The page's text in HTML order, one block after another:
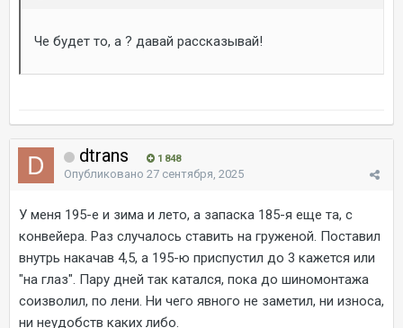
Че будет то, а ? давай рассказывай!
dtrans 1 848
Опубликовано 27 сентября, 2025
У меня 195-е и зима и лето, а запаска 185-я еще та, с
конвейера. Раз случалось ставить на груженой. Поставил
внутрь накачав 4,5, а 195-ю приспустил до 3 кажется или
"на глаз". Пару дней так катался, пока до шиномонтажа
соизволил, по лени. Ни чего явного не заметил, ни износа,
ни неудобств каких либо.